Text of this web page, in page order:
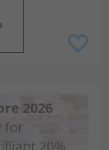
2026
for